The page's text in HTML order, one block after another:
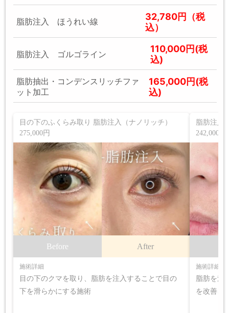
脂肪注入 ほうれい線
32,780円（税
込）
脂肪注入 ゴルゴライン
110,000円(税
込)
脂肪抽出・コンデンスリッチファ
ット加工
165,000円(税
込)
目の下のふくらみ取り 脂肪注入（ナノリッチ）
275,000円
Before After
施術詳細
目の下のクマを取り、脂肪を注入することで目の
下を滑らかにする施術
脂肪注入
242,000円
施術詳細
脂肪を注
を改善さ